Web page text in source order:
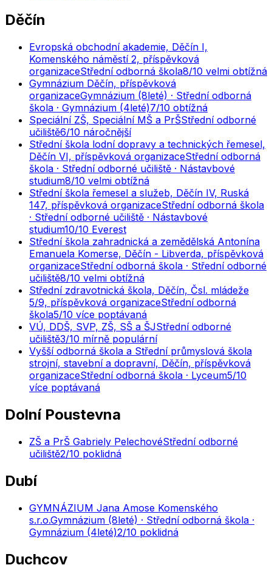
Děčín
Evropská obchodní akademie, Děčín I,
Komenského náměstí 2, příspěvková
organizaceStřední odborná škola8/10 velmi obtížná
Gymnázium Děčín, příspěvková
organizaceGymnázium (8leté) · Střední odborná
škola · Gymnázium (4leté)7/10 obtížná
Speciální ZŠ, Speciální MŠ a PrŠStřední odborné
učiliště6/10 náročnější
Střední škola lodní dopravy a technických řemesel,
Děčín VI, příspěvková organizaceStřední odborná
škola · Střední odborné učiliště · Nástavbové
studium8/10 velmi obtížná
Střední škola řemesel a služeb, Děčín IV, Ruská
147, příspěvková organizaceStřední odborná škola
· Střední odborné učiliště · Nástavbové
studium10/10 Everest
Střední škola zahradnická a zemědělská Antonína
Emanuela Komerse, Děčín - Libverda, příspěvková
organizaceStřední odborná škola · Střední odborné
učiliště8/10 velmi obtížná
Střední zdravotnická škola, Děčín, Čsl. mládeže
5/9, příspěvková organizaceStřední odborná
škola5/10 více poptávaná
VÚ, DDŠ, SVP, ZŠ, SŠ a ŠJStřední odborné
učiliště3/10 mírně populární
Vyšší odborná škola a Střední průmyslová škola
strojní, stavební a dopravní, Děčín, příspěvková
organizaceStřední odborná škola · Lyceum5/10
více poptávaná
Dolní Poustevna
ZŠ a PrŠ Gabriely PelechovéStřední odborné
učiliště2/10 poklidná
Dubí
GYMNÁZIUM Jana Amose Komenského
s.r.o.Gymnázium (8leté) · Střední odborná škola ·
Gymnázium (4leté)2/10 poklidná
Duchcov